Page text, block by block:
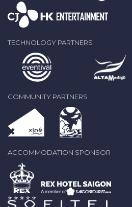
TECHNOLOGY PARTNERS
COMMUNITY PARTNERS
ACCOMMODATION SPONSOR